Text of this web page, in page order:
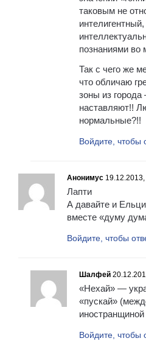
таковым не
познаниями во
Так с чего же
что обличаю
зоны из
наставляют!!
нормальные?!!
Войдите, чтобы
Анонимус 19.12.2013,
Лапти
А давайте и
вместе «думу
Войдите, чтобы
Шалфей
«Нехай» —
«пускай»
иностранщиной
Войдите, чтобы